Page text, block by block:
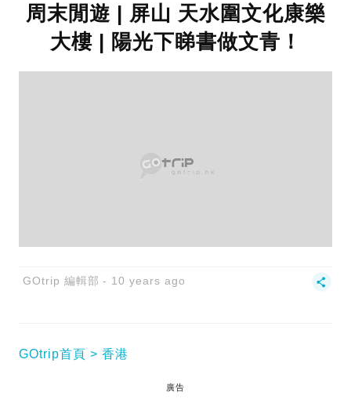
周末閒遊 | 屏山 天水圍文化康樂
大樓 | 陽光下睇書做文青！
GOtrip 編輯部 10 years ago
GOtrip首頁 香港
廣告